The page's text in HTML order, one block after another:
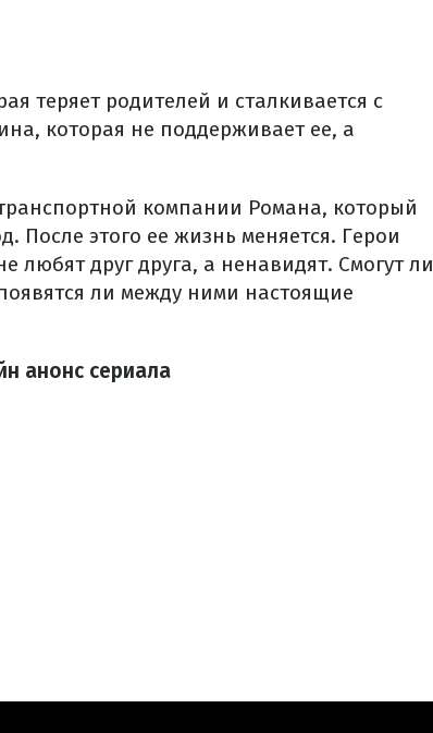
теряет родителей и сталкивается с
которая не поддерживает ее, а
компании Романа, который
этого ее жизнь меняется. Герои
друг друга, а ненавидят. Смогут ли
ли между ними настоящие
анонс сериала